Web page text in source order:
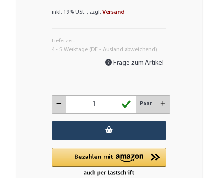
inkl. 19% USt. , zzgl.Versand
Lieferzeit:
4 - 5 Werktage (DE - Ausland abweichend)
Frage zum Artikel
Paar